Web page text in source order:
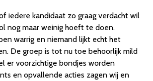
iedere kandidaat zo graag verdacht wil
nog maar weinig hoeft te doen.
warrig en niemand lijkt echt het
De groep is tot nu toe behoorlijk mild
er voorzichtige bondjes worden
en opvallende acties zagen wij en